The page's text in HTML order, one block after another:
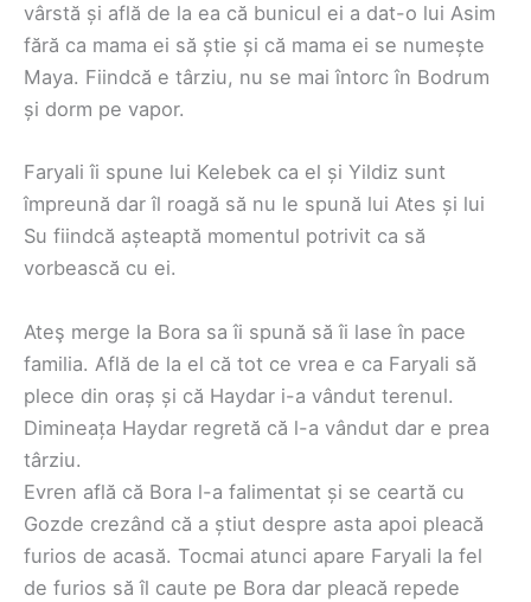
vârstă și află de la ea că bunicul ei a dat-o lui Asim
fără ca mama ei să știe și că mama ei se numește
Maya. Fiindcă e târziu, nu se mai întorc în Bodrum
și dorm pe vapor.
Faryali îi spune lui Kelebek ca el și Yildiz sunt
împreună dar îl roagă să nu le spună lui Ates și lui
Su fiindcă așteaptă momentul potrivit ca să
vorbească cu ei.
Ateş merge la Bora sa îi spună să îi lase în pace
familia. Află de la el că tot ce vrea e ca Faryali să
plece din oraș și că Haydar i-a vândut terenul.
Dimineața Haydar regretă că l-a vândut dar e prea
târziu.
Evren află că Bora l-a falimentat și se ceartă cu
Gozde crezând că a știut despre asta apoi pleacă
furios de acasă. Tocmai atunci apare Faryali la fel
de furios să îl caute pe Bora dar pleacă repede